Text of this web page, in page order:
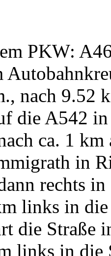
PKW:
nach 9.52
die A542
ca. 1 km
in
rechts
links in
die Straße
links in